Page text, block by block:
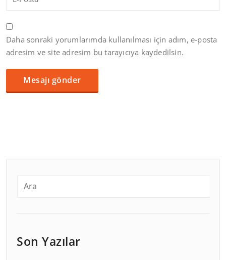
Daha sonraki yorumlarımda kullanılması için adım, e-posta
adresim ve site adresim bu tarayıcıya kaydedilsin.
Son Yazılar